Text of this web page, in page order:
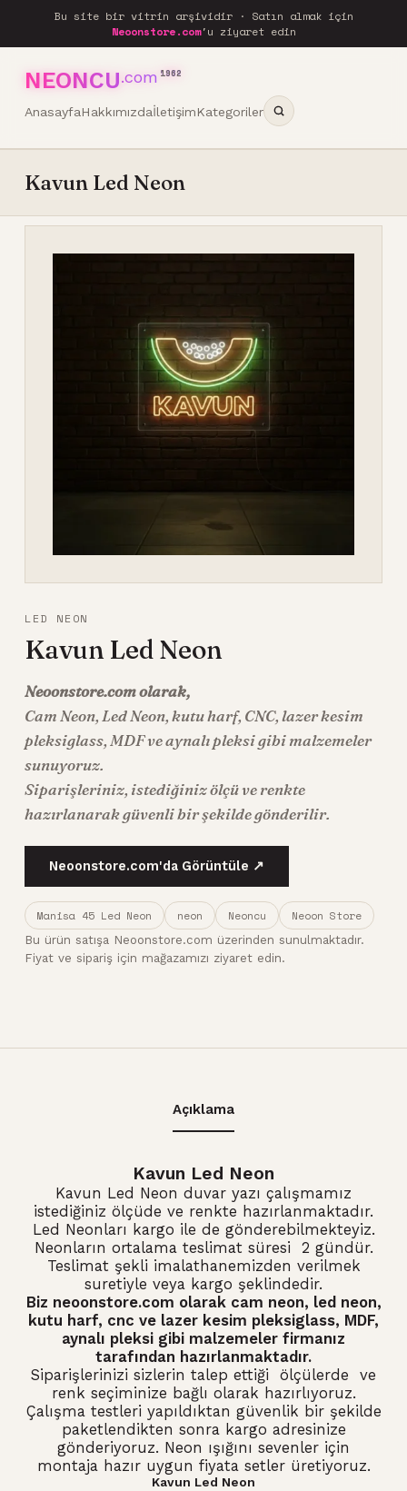
Bu site bir vitrin arşividir · Satın almak için
Neoonstore.com'u ziyaret edin
NEONCU.com 1962
AnasayfaHakkımızdaİletişimKategoriler
Kavun Led Neon
LED NEON
Kavun Led Neon
Neoonstore.com olarak,
Cam Neon,Led Neon, kutu harf, CNC, lazer kesim
pleksiglass, MDF ve aynalı pleksi gibi malzemeler
sunuyoruz.
Siparişleriniz, istediğiniz ölçü ve renkte
hazırlanarak güvenli bir şekilde gönderilir.
Neoonstore.com'da Görüntüle ↗
Manisa 45 Led Neon neon Neoncu Neoon Store
Bu ürün satışa Neoonstore.com üzerinden sunulmaktadır.
Fiyat ve sipariş için mağazamızı ziyaret edin.
Açıklama
Kavun Led Neon
Kavun Led Neon duvar yazı çalışmamız
istediğiniz ölçüde ve renkte hazırlanmaktadır.
Led Neonları kargo ile de gönderebilmekteyiz.
Neonların ortalama teslimat süresi 2 gündür.
Teslimat şekli imalathanemizden verilmek
suretiyle veya kargo şeklindedir.
Biz neoonstore.com olarak cam neon, led neon,
kutu harf, cnc ve lazer kesim pleksiglass, MDF,
aynalı pleksi gibi malzemeler firmanız
tarafından hazırlanmaktadır.
Siparişlerinizi sizlerin talep ettiği ölçülerde ve
renk seçiminize bağlı olarak hazırlıyoruz.
Çalışma testleri yapıldıktan güvenlik bir şekilde
paketlendikten sonra kargo adresinize
gönderiyoruz. Neon ışığını sevenler için
montaja hazır uygun fiyata setler üretiyoruz.
Kavun Led Neon